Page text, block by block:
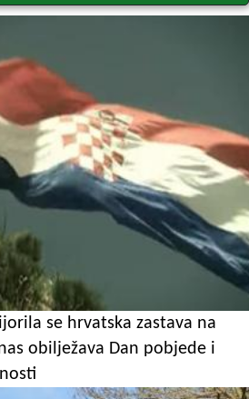
se hrvatska zastava na
obilježava Dan pobjede i